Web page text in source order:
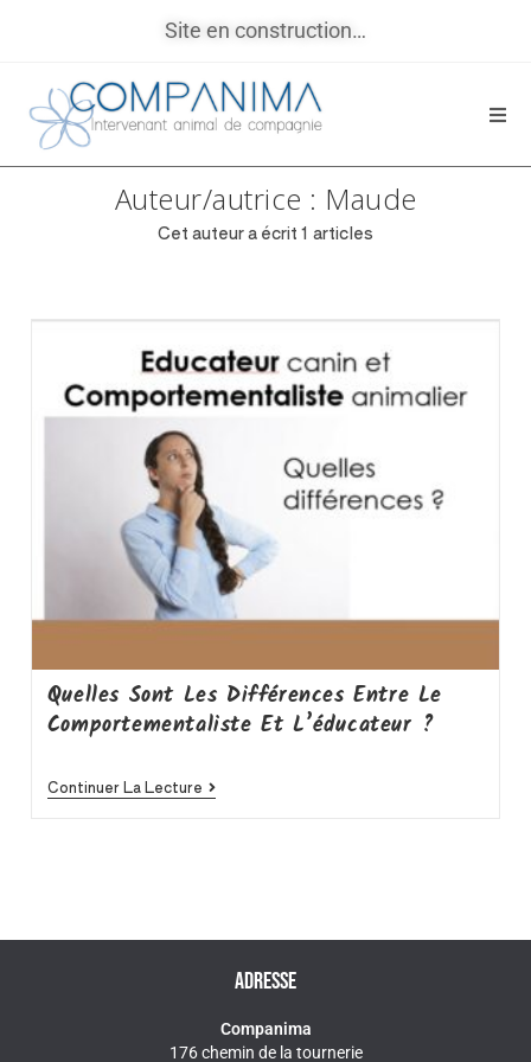
Site en construction…
Auteur/autrice : Maude
Cet auteur a écrit 1 articles
Quelles Sont Les Différences Entre Le
Comportementaliste Et L’éducateur ?
Continuer La Lecture
ADRESSE
Companima
176 chemin de la tournerie